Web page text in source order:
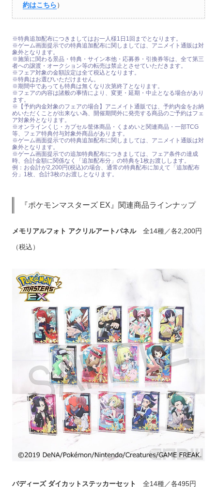
約はこちら）
※特典追加配布につきましてはお一人様1日1回までとなります。
※ゲーム画面提示での特典追加配布に関しましては、アニメイト通販は対
象外となります。
※施策に関わる景品・特典・サイン本他・応募券・引換券等は、全て第三
者への譲渡・オークション等の転売は禁止とさせていただきます。
※フェア対象の金額設定は全て税込となります。
※特典はお選びいただけません。
※期間中であっても特典は無くなり次第終了となります。
※フェアの内容は諸般の事情により、変更・延期・中止となる場合があり
ます。
※【予約内金対象のフェアの場合】アニメイト通販では、予約内金をお納
めいただくことが出来ない為、開催期間外に発売する商品のご予約はフェ
ア対象外となります。
※オンラインくじ・カプセル筐体商品・くまめいと関連商品・一部TCG
等、フェア特典付与対象外商品があります。
※ゲーム画面提示での特典追加配布に関しましては、アニメイト通販は対
象外となります。
※ゲーム画面提示での追加特典配布につきましては、フェア条件の達成
時、合計金額に関係なく「追加配布分」の特典を1枚お渡しします。
例：お会計が2,200円(税込)の場合、通常の特典配布に加えて「追加配布
分」1枚、合計3枚のお渡しとなります。
『ポケモンマスターズ EX』関連商品ラインナップ
メモリアルフォト アクリルアートパネル全14種／各2,200円
（税込）
バディーズ ダイカットステッカーセット 全14種／各495円